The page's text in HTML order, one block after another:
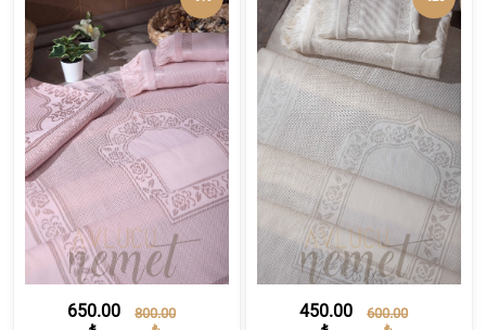
650.00
800.00
450.00
600.00